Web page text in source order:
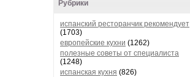
Рубрики
испанский ресторанчик рекомендует
(1703)
европейские кухни (1262)
полезные советы от специалиста
(1248)
испанская кухня (826)